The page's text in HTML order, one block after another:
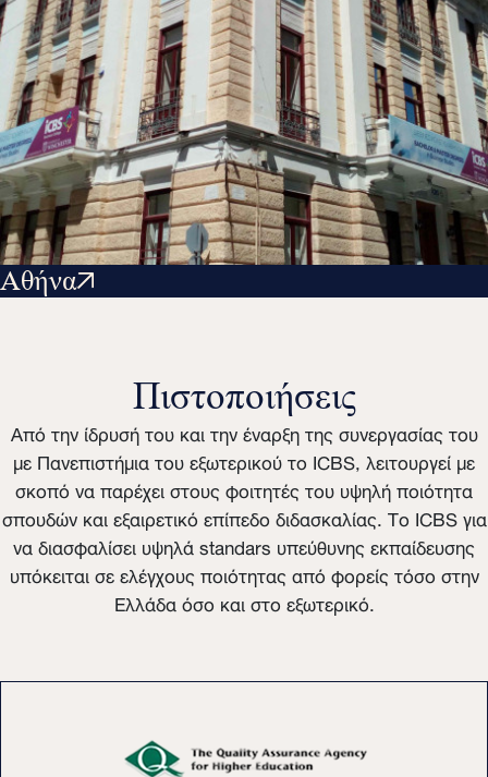
Αθήνα
Πιστοποιήσεις
Από την ίδρυσή του και την έναρξη της συνεργασίας του
με Πανεπιστήμια του εξωτερικού το ICBS, λειτουργεί με
σκοπό να παρέχει στους φοιτητές του υψηλή ποιότητα
σπουδών και εξαιρετικό επίπεδο διδασκαλίας. Το ICBS για
να διασφαλίσει υψηλά standars υπεύθυνης εκπαίδευσης
υπόκειται σε ελέγχους ποιότητας από φορείς τόσο στην
Ελλάδα όσο και στο εξωτερικό.